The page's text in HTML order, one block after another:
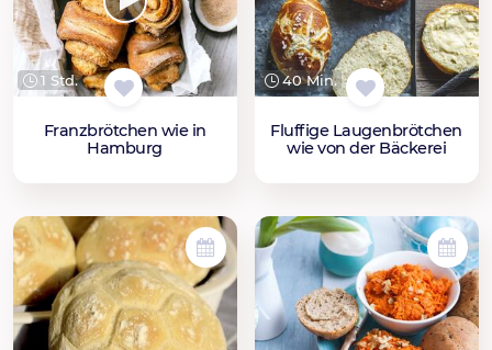
1 Std.
Franzbrötchen wie in
Hamburg
40 Min.
Fluffige Laugenbrötchen
wie von der Bäckerei